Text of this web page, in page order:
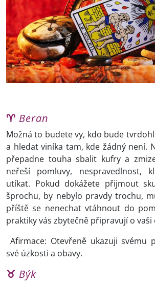
♈ Beran
Možná to budete vy, kdo bude
a hledat viníka tam, kde žádný není.
přepadne touha sbalit kufry a
neřeší pomluvy, nespravedlnost,
utíkat. Pokud dokážete přijmout
šprochu, by nebylo pravdy trochu,
příště se nenechat vtáhnout do
praktiky vás zbytečně připravují o vaši
Afirmace: Otevřeně ukazuji svému
své úzkosti a obavy.
♉ Býk